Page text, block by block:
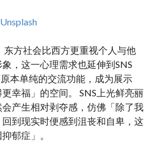
Unsplash
东方社会比西方更重视个人与他
，这一心理需求也延伸到SNS
本单纯的交流功能，成为展示
幸福」的空间。 SNS上光鲜亮丽
产生相对剥夺感，仿佛「除了我
到现实时便感到沮丧和自卑，这
郁症」。